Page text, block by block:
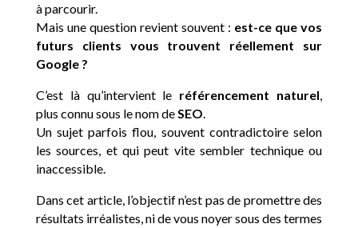
à parcourir.
Mais une question revient souvent : est-ce que vos
futurs clients vous trouvent réellement sur
Google ?
C’est là qu’intervient le référencement naturel,
plus connu sous le nom deSEO.
Un sujet parfois flou, souvent contradictoire selon
les sources, et qui peut vite sembler technique ou
inaccessible.
Dans cet article, l’objectif n’est pas de promettre des
résultats irréalistes, ni de vous noyer sous des termes